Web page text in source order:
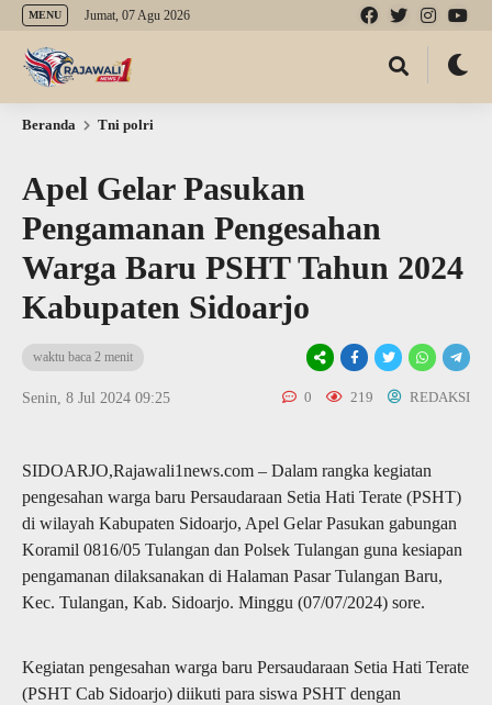
MENU Jumat, 07 Agu 2026
Beranda Tni polri
Apel Gelar Pasukan
Pengamanan Pengesahan
Warga Baru PSHT Tahun 2024
Kabupaten Sidoarjo
waktu baca 2 menit
Senin, 8 Jul 2024 09:25 0 219 REDAKSI
SIDOARJO,Rajawali1news.com – Dalam rangka kegiatan
pengesahan warga baru Persaudaraan Setia Hati Terate (PSHT)
di wilayah Kabupaten Sidoarjo, Apel Gelar Pasukan gabungan
Koramil 0816/05 Tulangan dan Polsek Tulangan guna kesiapan
pengamanan dilaksanakan di Halaman Pasar Tulangan Baru,
Kec. Tulangan, Kab. Sidoarjo. Minggu (07/07/2024) sore.
Kegiatan pengesahan warga baru Persaudaraan Setia Hati Terate
(PSHT Cab Sidoarjo) diikuti para siswa PSHT dengan